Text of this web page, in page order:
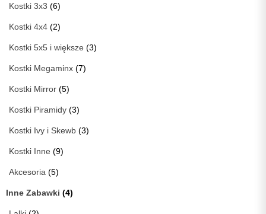
Kostki 3x3 (6)
Kostki 4x4 (2)
Kostki 5x5 i większe (3)
Kostki Megaminx (7)
Kostki Mirror (5)
Kostki Piramidy (3)
Kostki Ivy i Skewb (3)
Kostki Inne (9)
Akcesoria (5)
Inne Zabawki (4)